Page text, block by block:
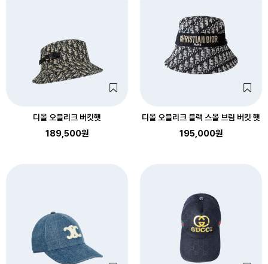
디올 오블리크 버킷햇
189,500원
디올 오블리크 블랙 스몰 브림 버킷 햇
195,000원